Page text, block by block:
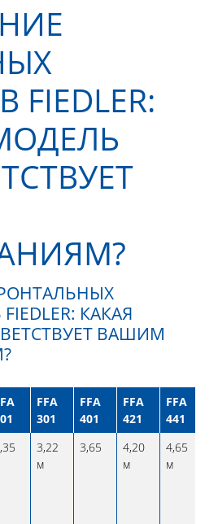
КАКАЯ
ВАШИМ
FFA
301
FFA
401
FFA
421
FFA
441
3,22
м
3,65
4,20
м
4,65
м